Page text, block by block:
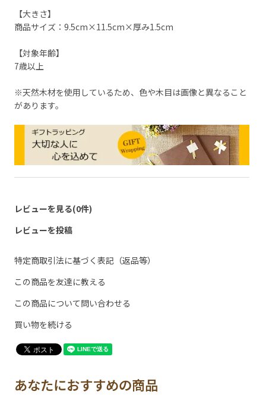
【大きさ】
商品サイズ：9.5cm×11.5cm×厚み1.5cm
【対象年齢】
7歳以上
※天然木材を使用しているため、色や木目は画像と異なること
があります。
レビューを見る(0件)
レビューを投稿
特定商取引法に基づく表記（返品等）
この商品を友達に教える
この商品について問い合わせる
買い物を続ける
あなたにおすすめの商品